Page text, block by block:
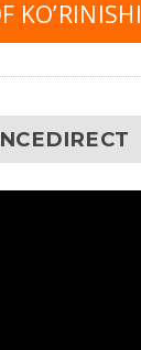
KO’RINISHI